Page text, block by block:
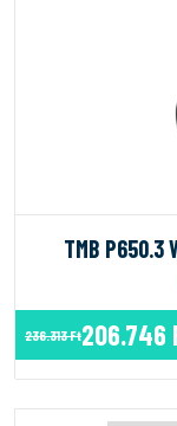
TMB
236.313 Ft206.746